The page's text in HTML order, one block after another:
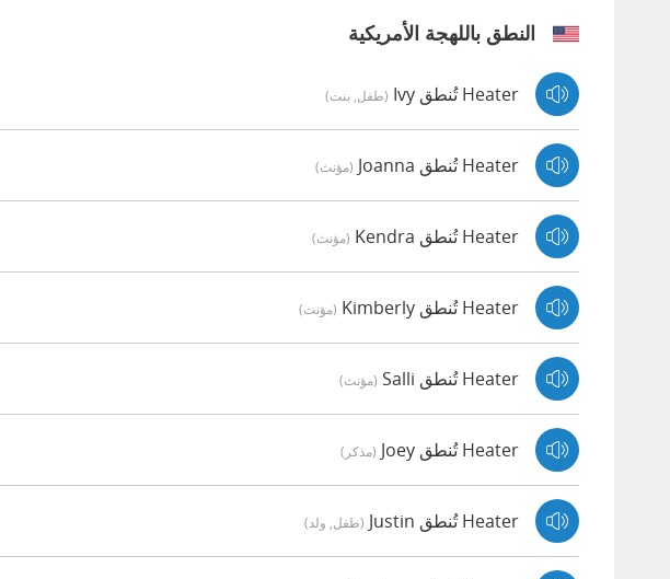
النطق باللهجة الأمريكية
Heater تُنطق Ivy (طفل, بنت)
Heater تُنطق Joanna (مؤنث)
Heater تُنطق Kendra (مؤنث)
Heater تُنطق Kimberly (مؤنث)
Heater تُنطق Salli (مؤنث)
Heater تُنطق Joey (مذكر)
Heater تُنطق Justin (طفل, ولد)